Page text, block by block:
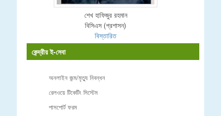
শেখ হাফিজুর রহমান
বিসিএস (প্রশাসন)
বিস্তারিত
কেন্দ্রীয় ই-সেবা
অনলাইন জন্ম/মৃত্যু নিবন্ধন
রেলওয়ে টিকেটিং সিস্টেম
পাসপোর্ট ফরম